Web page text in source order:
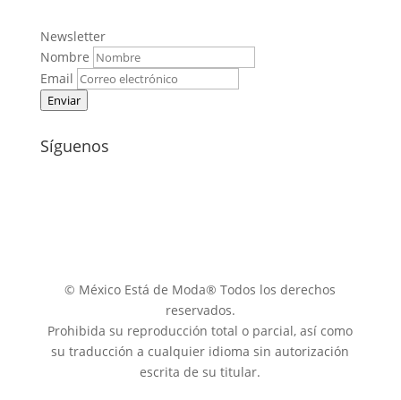
Newsletter
Nombre
Email
Enviar
Síguenos
© México Está de Moda® Todos los derechos
reservados.
Prohibida su reproducción total o parcial, así como
su traducción a cualquier idioma sin autorización
escrita de su titular.